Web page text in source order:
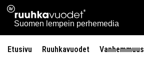
Siirry
sisältöön
Ruuhkavuodet.fi
Suomen lempein perhemedia
Etusivu Ruuhkavuodet Vanhemmuus